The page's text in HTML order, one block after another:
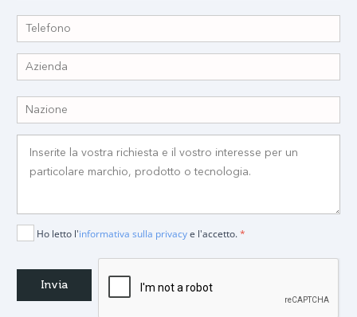
Ho letto l'informativa sulla privacye l'accetto.*